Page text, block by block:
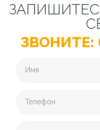
ЗВОНИТЕ: